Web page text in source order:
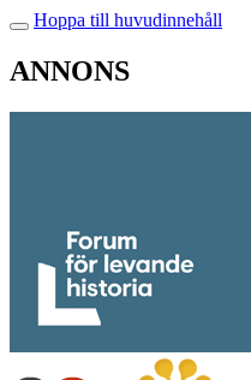
Hoppa till huvudinnehåll
ANNONS